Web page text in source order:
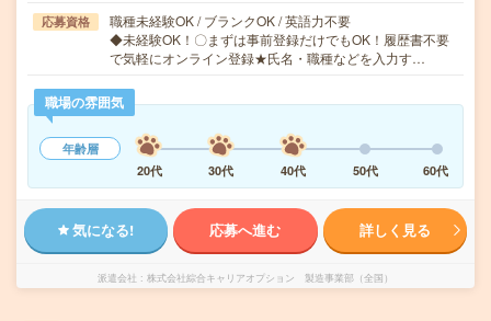
応募資格
職種未経験OK / ブランクOK / 英語力不要
◆未経験OK！〇まずは事前登録だけでもOK！履歴書不要
で気軽にオンライン登録★氏名・職種などを入力す…
職場の雰囲気
年齢層
20代
30代 40代 50代 60代
気になる! 応募へ進む 詳しく見る
派遣会社 株式会社綜合キャリアオプション 製造事業部（全国）